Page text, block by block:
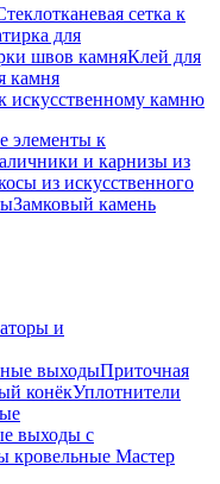
сетка к
для
швов камняКлей для
камня
искусственному камню
элементы к
и карнизы из
из искусственного
Замковый камень
и
выходыПриточная
конёкУплотнители
выходы с
кровельные Мастер